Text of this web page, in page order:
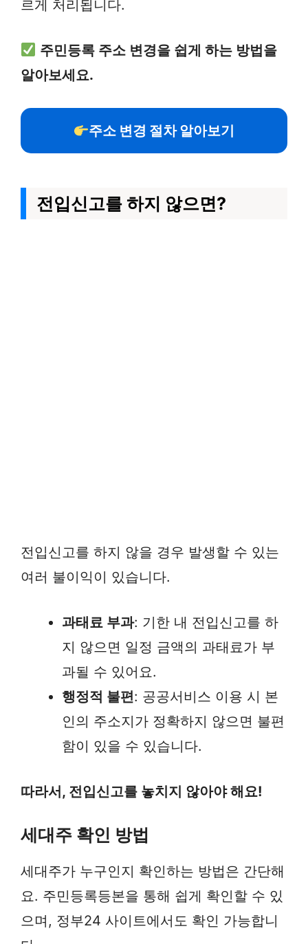
르게 처리됩니다.
주민등록 주소 변경을 쉽게 하는 방법을
알아보세요.
주소 변경 절차 알아보기
전입신고를 하지 않으면?
전입신고를 하지 않을 경우 발생할 수 있는
여러 불이익이 있습니다.
과태료 부과: 기한 내 전입신고를 하
지 않으면 일정 금액의 과태료가 부
과될 수 있어요.
행정적 불편: 공공서비스 이용 시 본
인의 주소지가 정확하지 않으면 불편
함이 있을 수 있습니다.
따라서, 전입신고를 놓치지 않아야 해요!
세대주 확인 방법
세대주가 누구인지 확인하는 방법은 간단해
요. 주민등록등본을 통해 쉽게 확인할 수 있
으며, 정부24 사이트에서도 확인 가능합니